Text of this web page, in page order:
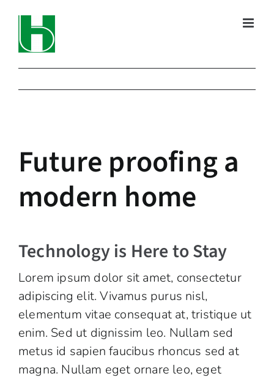
springen
grösseres
Bild
Future proofing a
modern home
Technology is Here to Stay
Lorem ipsum dolor sit amet, consectetur
adipiscing elit. Vivamus purus nisl,
elementum vitae consequat at, tristique ut
enim. Sed ut dignissim leo. Nullam sed
metus id sapien faucibus rhoncus sed at
magna. Nullam eget ornare leo, eget